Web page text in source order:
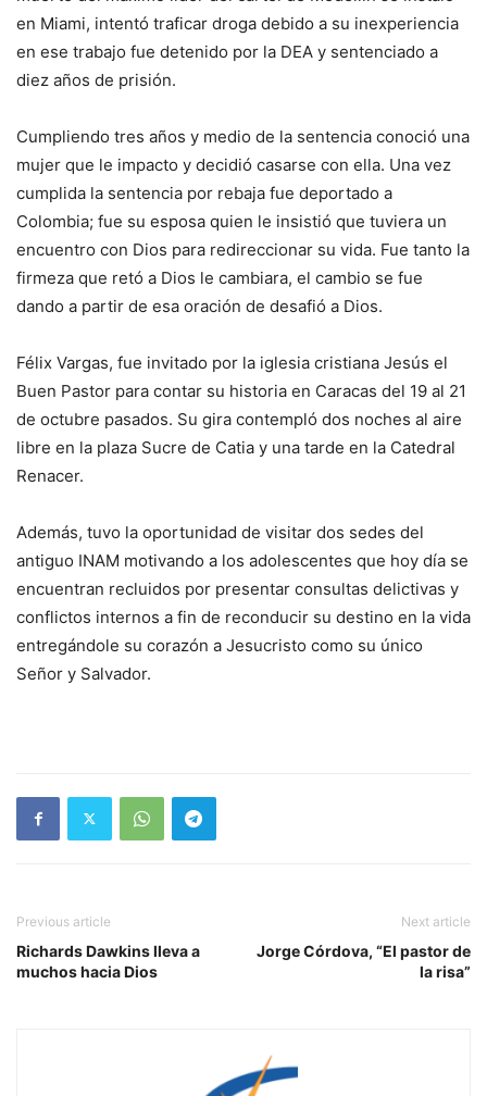
en Miami, intentó traficar droga debido a su inexperiencia
en ese trabajo fue detenido por la DEA y sentenciado a
diez años de prisión.
Cumpliendo tres años y medio de la sentencia conoció una
mujer que le impacto y decidió casarse con ella. Una vez
cumplida la sentencia por rebaja fue deportado a
Colombia; fue su esposa quien le insistió que tuviera un
encuentro con Dios para redireccionar su vida. Fue tanto la
firmeza que retó a Dios le cambiara, el cambio se fue
dando a partir de esa oración de desafió a Dios.
Félix Vargas, fue invitado por la iglesia cristiana Jesús el
Buen Pastor para contar su historia en Caracas del 19 al 21
de octubre pasados. Su gira contempló dos noches al aire
libre en la plaza Sucre de Catia y una tarde en la Catedral
Renacer.
Además, tuvo la oportunidad de visitar dos sedes del
antiguo INAM motivando a los adolescentes que hoy día se
encuentran recluidos por presentar consultas delictivas y
conflictos internos a fin de reconducir su destino en la vida
entregándole su corazón a Jesucristo como su único
Señor y Salvador.
Previous article
Richards Dawkins lleva a
muchos hacia Dios
Next article
Jorge Córdova, “El pastor de
la risa”